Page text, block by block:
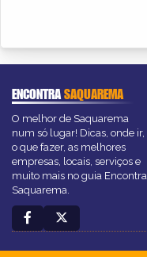
ENCONTRASAQUAREMA
O melhor de Saquarema
num só lugar! Dicas, onde ir,
o que fazer, as melhores
empresas, locais, serviços e
muito mais no guia Encontra
Saquarema.